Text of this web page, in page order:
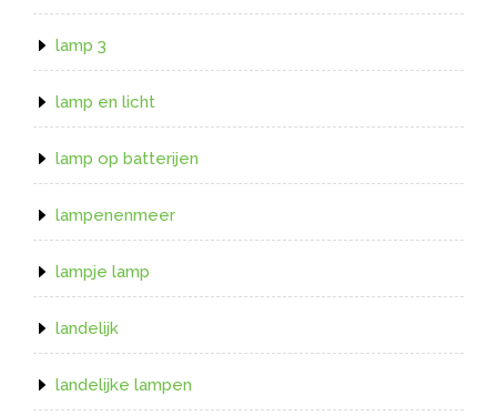
lamp 3
lamp en licht
lamp op batterijen
lampenenmeer
lampje lamp
landelijk
landelijke lampen